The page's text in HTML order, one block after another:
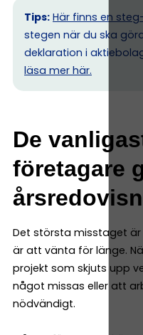
Tips: Här finns en
stegen när du ska
deklaration i
läsa mer här.
De
företagare
Det största misstaget
är att vänta för länge.
projekt som skjuts upp
något missas eller att
nödvändigt.